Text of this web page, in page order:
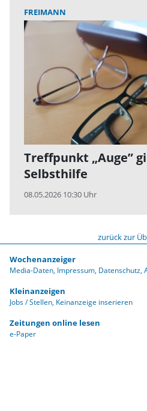
FREIMANN
Treffpunkt „Auge”
Selbsthilfe
08.05.2026 10:30 Uhr
zurück zur
Wochenanzeiger
Media-Daten Impressum Datenschutz
Kleinanzeigen
Jobs / Stellen Keinanzeige inserieren
Zeitungen online lesen
e-Paper